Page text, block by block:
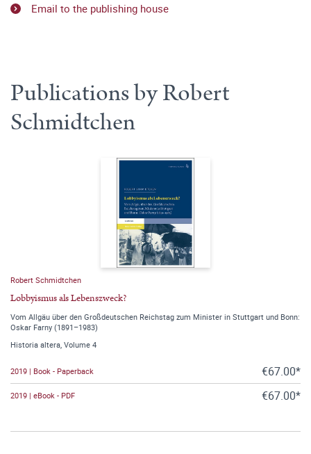
Email to the publishing house
Publications by Robert
Schmidtchen
Robert Schmidtchen
Lobbyismus als Lebenszweck?
Vom Allgäu über den Großdeutschen Reichstag zum Minister in Stuttgart und Bonn:
Oskar Farny (1891–1983)
Historia altera, Volume 4
2019 | Book - Paperback €67.00*
2019 | eBook - PDF €67.00*